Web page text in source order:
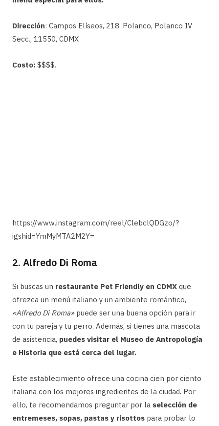
Dirección: Campos Elíseos, 218, Polanco, Polanco IV
Secc., 11550, CDMX
Costo: $$$$.
https://www.instagram.com/reel/ClebclQDGzo/?
igshid=YmMyMTA2M2Y=
2. Alfredo Di Roma
Si buscas un restaurante Pet Friendly en CDMX que
ofrezca un menú italiano y un ambiente romántico,
«Alfredo Di Roma»puede ser una buena opción para ir
con tu pareja y tu perro. Además, si tienes una mascota
de asistencia, puedes visitar el Museo de Antropología
e Historia que está cerca del lugar.
Este establecimiento ofrece una cocina cien por ciento
italiana con los mejores ingredientes de la ciudad. Por
ello, te recomendamos preguntar por la selección de
entremeses, sopas, pastas y risottos para probar lo